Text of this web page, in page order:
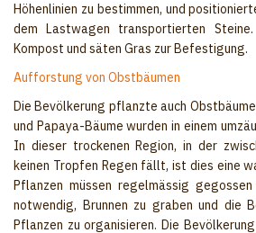
Höhenlinien zu bestimmen, und
dem Lastwagen transportierten
Kompost und säten Gras zur Befestigung.
Aufforstung von Obstbäumen
Die Bevölkerung pflanzte auch
und Papaya-Bäume wurden in einem
In dieser trockenen Region, in der
keinen Tropfen Regen fällt, ist dies eine
Pflanzen müssen regelmässig
notwendig, Brunnen zu graben und die
Pflanzen zu organisieren. Die